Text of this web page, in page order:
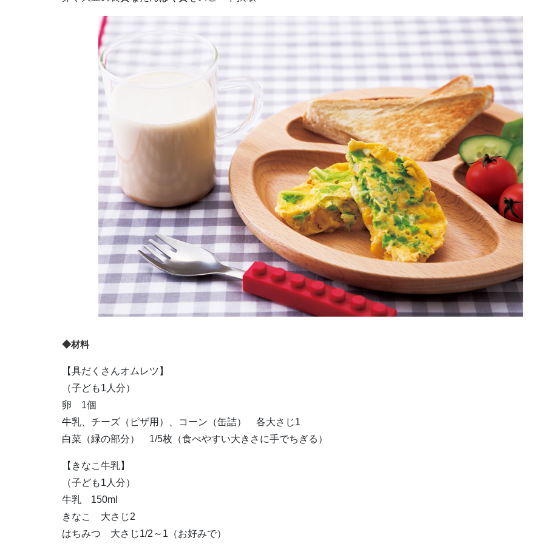
◆材料
【具だくさんオムレツ】
（子ども1人分）
卵 1個
牛乳、チーズ（ピザ用）、コーン（缶詰） 各大さじ1
白菜（緑の部分） 1/5枚（食べやすい大きさに手でちぎる）
【きなこ牛乳】
（子ども1人分）
牛乳 150ml
きなこ 大さじ2
はちみつ 大さじ1/2～1（お好みで）